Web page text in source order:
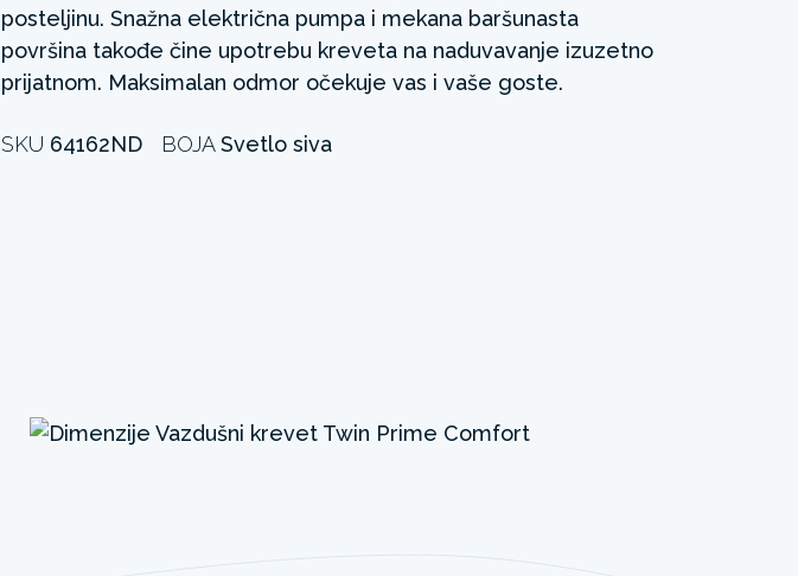
posteljinu. Snažna električna pumpa i mekana baršunasta
površina takođe čine upotrebu kreveta na naduvavanje izuzetno
prijatnom. Maksimalan odmor očekuje vas i vaše goste.
SKU 64162ND BOJASvetlo siva